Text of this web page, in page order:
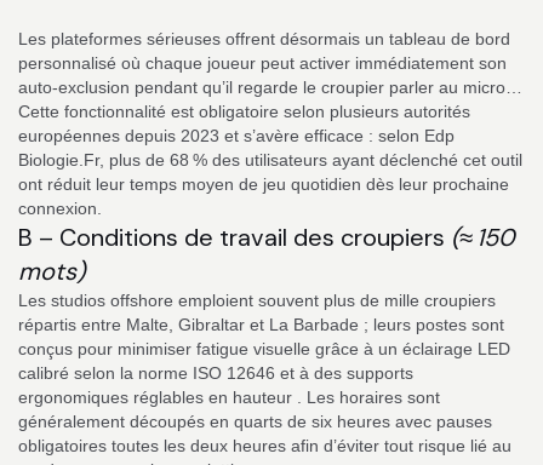
Les plateformes sérieuses offrent désormais un tableau de bord
personnalisé où chaque joueur peut activer immédiatement son
auto‑exclusion pendant qu’il regarde le croupier parler au micro…
Cette fonctionnalité est obligatoire selon plusieurs autorités
européennes depuis 2023 et s’avère efficace : selon Edp
Biologie.Fr, plus de 68 % des utilisateurs ayant déclenché cet outil
ont réduit leur temps moyen de jeu quotidien dès leur prochaine
connexion.
B – Conditions de travail des croupiers (≈ 150
mots)
Les studios offshore emploient souvent plus de mille croupiers
répartis entre Malte, Gibraltar et La Barbade ; leurs postes sont
conçus pour minimiser fatigue visuelle grâce à un éclairage LED
calibré selon la norme ISO 12646 et à des supports
ergonomiques réglables en hauteur . Les horaires sont
généralement découpés en quarts de six heures avec pauses
obligatoires toutes les deux heures afin d’éviter tout risque lié au